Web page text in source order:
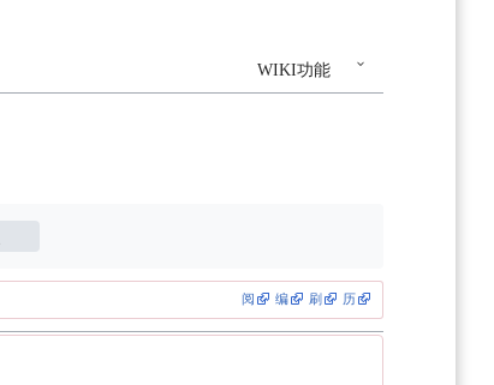
WIKI功能
阅 编 刷 历